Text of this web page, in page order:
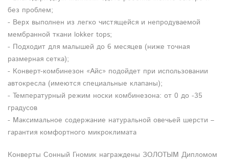
без проблем;
- Верх выполнен из легко чистящейся и непродуваемой
мембранной ткани lokker tops;
- Подходит для малышей до 6 месяцев (ниже точная
размерная сетка);
- Конверт-комбинезон «Айс» подойдет при использовании
автокресла (имеются специальные клапаны);
- Температурный режим носки комбинезона: от 0 до -35
градусов
- Максимальное содержание натуральной овечьей шерсти –
гарантия комфортного микроклимата
Конверты Сонный Гномик награждены ЗОЛОТЫМ Дипломом